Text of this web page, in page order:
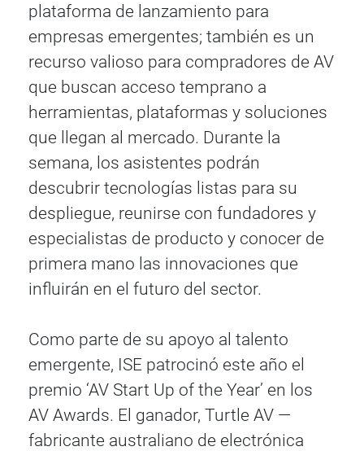
plataforma de lanzamiento para
empresas emergentes; también es un
recurso valioso para compradores de AV
que buscan acceso temprano a
herramientas, plataformas y soluciones
que llegan al mercado. Durante la
semana, los asistentes podrán
descubrir tecnologías listas para su
despliegue, reunirse con fundadores y
especialistas de producto y conocer de
primera mano las innovaciones que
influirán en el futuro del sector.
Como parte de su apoyo al talento
emergente, ISE patrocinó este año el
premio ‘AV Start Up of the Year’ en los
AV Awards. El ganador, Turtle AV —
fabricante australiano de electrónica